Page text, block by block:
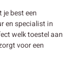
best een
en specialist in
welk toestel aan
voor een